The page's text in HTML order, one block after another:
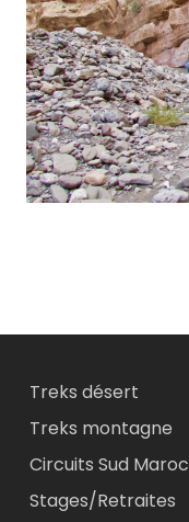
Treks désert
Treks montagne
Circuits Sud Maroc
Stages/Retraites